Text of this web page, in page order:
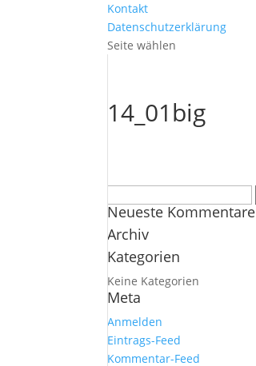
Kontakt
Datenschutzerklärung
Seite wählen
14_01big
nach:
Neueste Kommentare
Archiv
Kategorien
Keine Kategorien
Meta
Anmelden
Eintrags-Feed
Kommentar-Feed